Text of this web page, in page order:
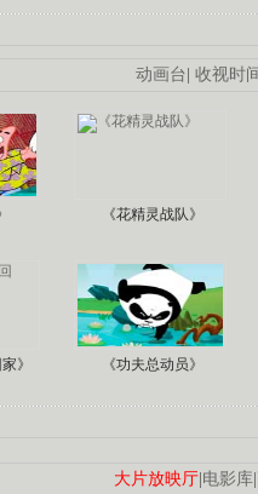
动画台 收视时
《花精灵战队》
》 《功夫总动员》
大片放映厅 电影库